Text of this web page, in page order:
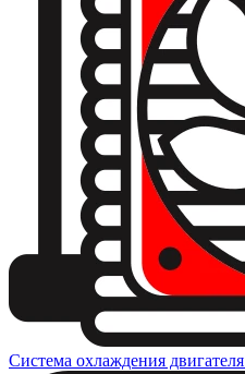
Система охлаждения двигателя